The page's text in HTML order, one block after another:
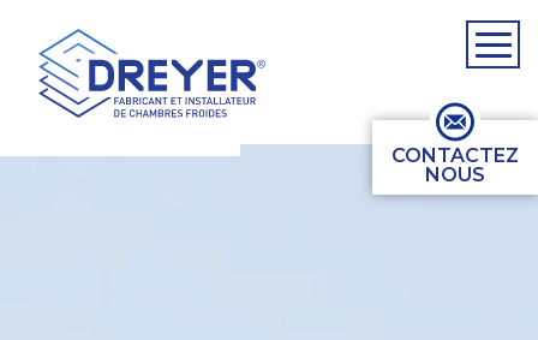
CONTACTEZ
NOUS